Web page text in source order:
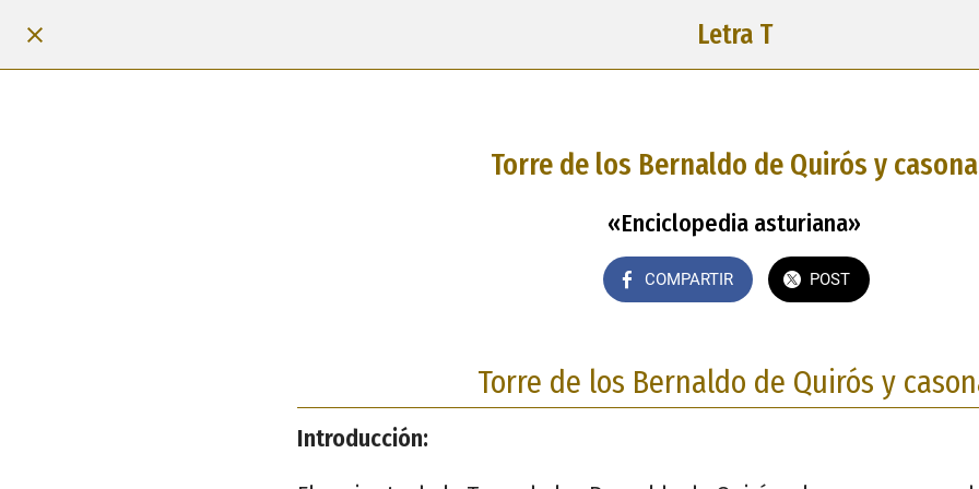
Letra T
Torre de los Bernaldo de Quirós y casona
«Enciclopedia asturiana»
COMPARTIR POST
Torre de los Bernaldo de Quirós y
Introducción: